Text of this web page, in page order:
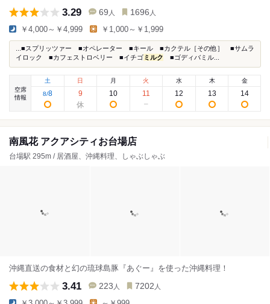
3.29 69 人 1696 人
￥4,000～￥4,999 ￥1,000～￥1,999
...■スプリッツァー ■オペレーター ■キール ■カクテル［その他］ ■サムラ
イロック ■カフェストロベリー ■イチゴミルク ■ゴディバミル...
空席
情報
土
8/8
日
9
月
10
火
11
水
12
木
13
金
14
南風花 アクアシティお台場店
台場駅 295m / 居酒屋、沖縄料理、しゃぶしゃぶ
沖縄直送の食材と幻の琉球島豚『あぐー』を使った沖縄料理！
3.41 223 人 7202 人